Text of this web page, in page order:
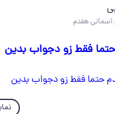
فقط زو دجواب بدین